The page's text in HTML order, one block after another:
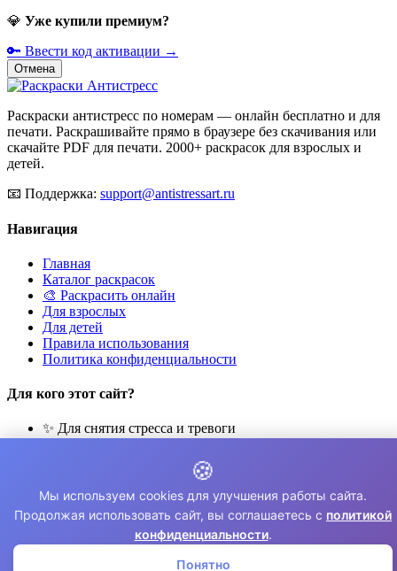
💎 Уже купили премиум?
🔑 Ввести код активации →
Отмена
Раскраски антистресс по номерам — онлайн бесплатно и для
печати. Раскрашивайте прямо в браузере без скачивания или
скачайте PDF для печати. 2000+ раскрасок для взрослых и
детей.
📧 Поддержка: support@antistressart.ru
Навигация
Главная
Каталог раскрасок
🎨 Раскрасить онлайн
Для взрослых
Для детей
Правила использования
Политика конфиденциальности
Для кого этот сайт?
✨ Для снятия стресса и тревоги
🧘 Для медитации и расслабления
👨‍👩‍👧‍👦 Для семейного досуга
© 2026 Раскраски Антистресс. Все права защищены.
⚠️ Все раскраски для личного использования. Коммерческое
🍪
Мы используем cookies для улучшения работы сайта.
Продолжая использовать сайт, вы соглашаетесь с политикой
конфиденциальности.
Понятно